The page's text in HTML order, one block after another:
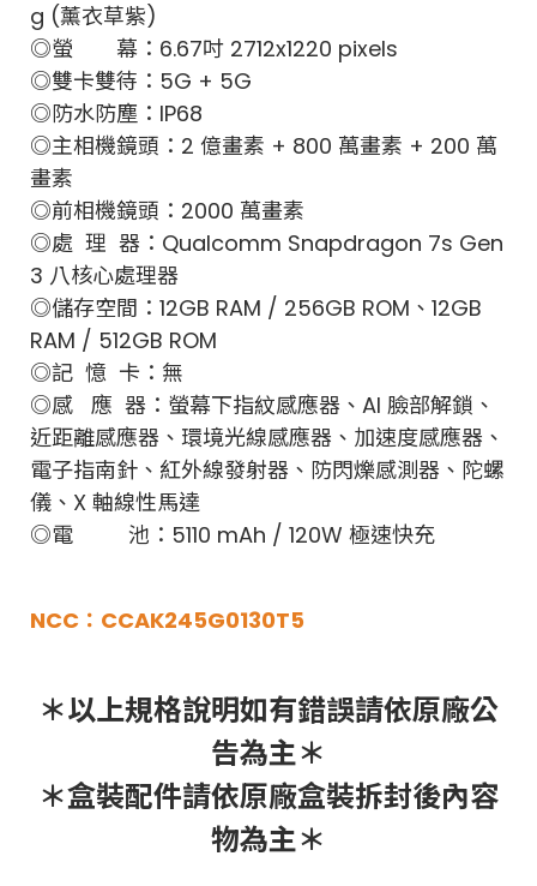
g (薰衣草紫)
◎螢 幕：6.67吋 2712x1220 pixels
◎雙卡雙待：5G + 5G
◎防水防塵：IP68
◎主相機鏡頭：2 億畫素 + 800 萬畫素 + 200 萬
畫素
◎前相機鏡頭：2000 萬畫素
◎處 理 器：Qualcomm Snapdragon 7s Gen
3 八核心處理器
◎儲存空間：12GB RAM / 256GB ROM、12GB
RAM / 512GB ROM
◎記 憶 卡：無
◎感 應 器：螢幕下指紋感應器、AI 臉部解鎖、
近距離感應器、環境光線感應器、加速度感應器、
電子指南針、紅外線發射器、防閃爍感測器、陀螺
儀、X 軸線性馬達
◎電 池：5110 mAh / 120W 極速快充
NCC：CCAK245G0130T5
＊以上規格說明如有錯誤請依原廠公
告為主＊
＊盒裝配件請依原廠盒裝拆封後內容
物為主＊